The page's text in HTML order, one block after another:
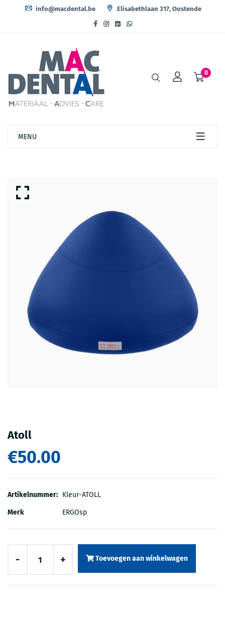
info@macdental.be Elisabethlaan 317, Oostende
0
MENU
Atoll
€50.00
Artikelnummer: Kleur-ATOLL
Merk ERGOsp
- + Toevoegen aan winkelwagen